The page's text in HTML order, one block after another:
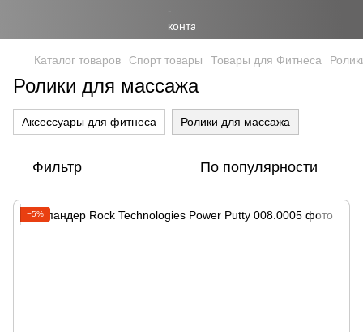
Каталог товаров Спорт товары Товары для Фитнеса
Ролики для массажа
Аксессуары для фитнеса Ролики для массажа
Фильтр По популярности
−5%